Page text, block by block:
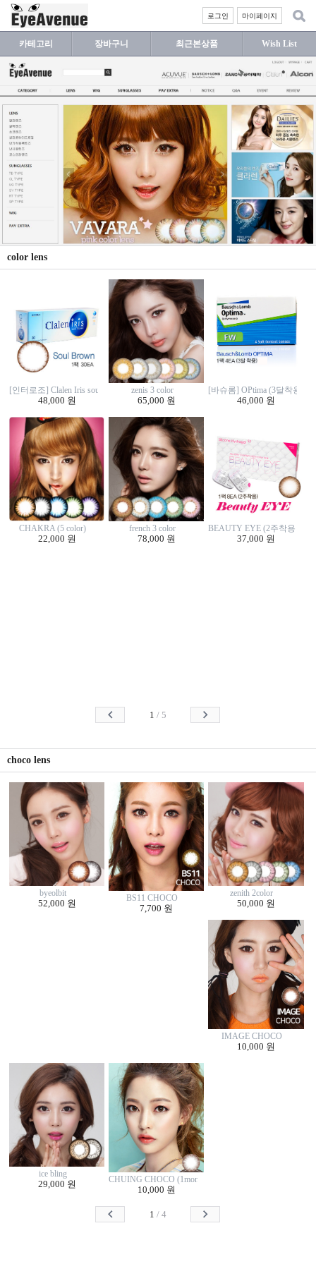
마이페이지
로그인
카테고리 장바구니 최근본상품 Wish List
color lens
[인터로조] Clalen Iris soul brown (30EA)
48,000 원
zenis 3 color
65,000 원
[바슈롬] OPtima (3달착용
46,000 원
CHAKRA (5 color)
22,000 원
french 3 color
78,000 원
BEAUTY EYE (2주착용 8EA)
37,000 원
1 / 5
choco lens
byeolbit
52,000 원
BS11 CHOCO
7,700 원
zenith 2color
50,000 원
IMAGE CHOCO
10,000 원
ice bling
29,000 원 CHUING CHOCO (1monthly/2p)
10,000 원
1 / 4